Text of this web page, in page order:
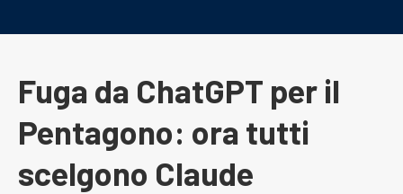
Fuga da ChatGPT per il
Pentagono: ora tutti
scelgono Claude